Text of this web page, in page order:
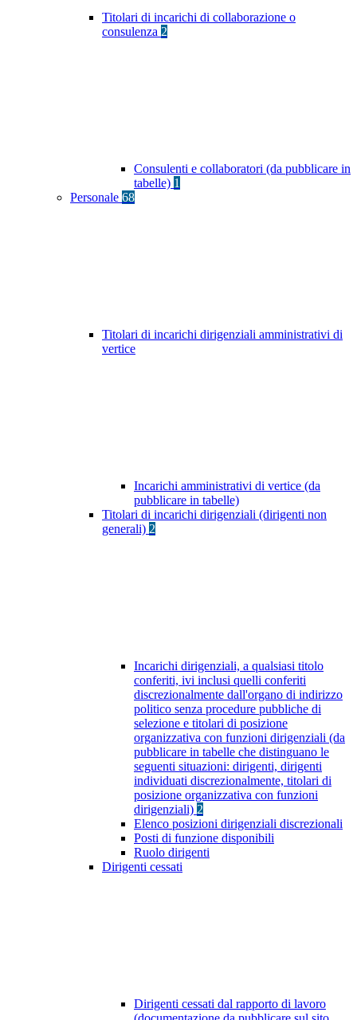
Titolari di incarichi di collaborazione o
consulenza 2
Consulenti e collaboratori (da pubblicare in
tabelle) 1
Personale 68
Titolari di incarichi dirigenziali amministrativi di
vertice
Incarichi amministrativi di vertice (da
pubblicare in tabelle)
Titolari di incarichi dirigenziali (dirigenti non
generali) 2
Incarichi dirigenziali, a qualsiasi titolo
conferiti, ivi inclusi quelli conferiti
discrezionalmente dall'organo di indirizzo
politico senza procedure pubbliche di
selezione e titolari di posizione
organizzativa con funzioni dirigenziali (da
pubblicare in tabelle che distinguano le
seguenti situazioni: dirigenti, dirigenti
individuati discrezionalmente, titolari di
posizione organizzativa con funzioni
dirigenziali) 2
Elenco posizioni dirigenziali discrezionali
Posti di funzione disponibili
Ruolo dirigenti
Dirigenti cessati
Dirigenti cessati dal rapporto di lavoro